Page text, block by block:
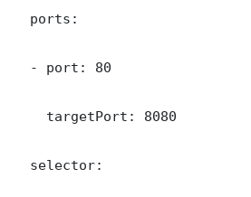
  ports:
  - port: 80
    targetPort: 8080
  selector: